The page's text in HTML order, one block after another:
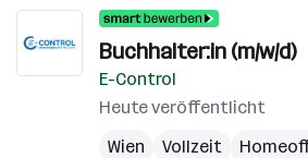
Buchhalter:in (m/w/d)
E-Control
Heute veröffentlicht
Wien
Vollzeit